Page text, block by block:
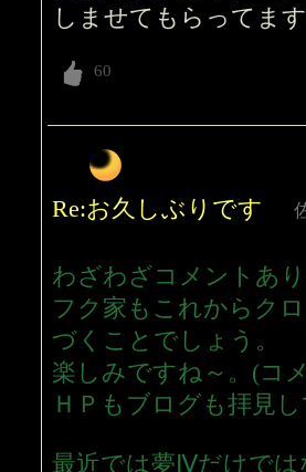
しませてもらってます
Re:お久しぶりです
わざわざコメントあ
フク家もこれからク
づくことでしょう。
楽しみですね～。(コ
ＨＰもブログも拝見
最近では夢Ⅳだけでは